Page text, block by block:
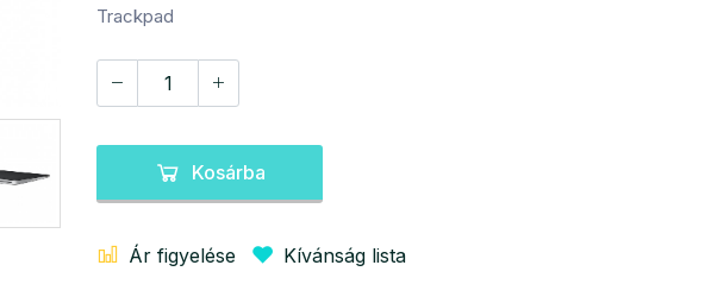
Trackpad
Kosárba
Ár figyelése Kívánság lista